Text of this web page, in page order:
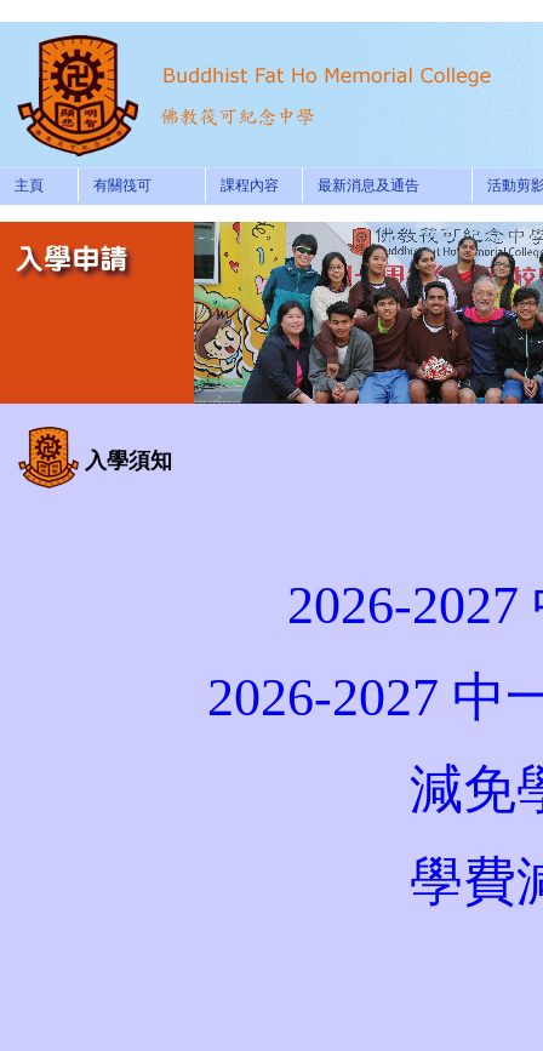
主頁 有關筏可 課程內容 最新消息及通告 活動剪
入學須知
2026-
2026-2027 中
減免
學費